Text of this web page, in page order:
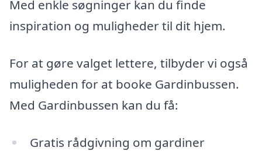
Med enkle søgninger kan du finde
inspiration og muligheder til dit hjem.
For at gøre valget lettere, tilbyder vi også
muligheden for at booke Gardinbussen.
Med Gardinbussen kan du få:
Gratis rådgivning om gardiner